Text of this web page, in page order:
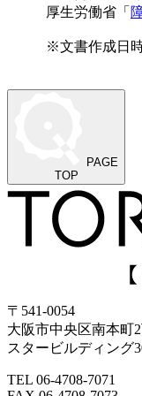
厚生労働省「
※文書作成日
PAGE
TOP
〒541-0054
大阪市中央区南本町2
スタービルディング
TEL 06-4708-7071